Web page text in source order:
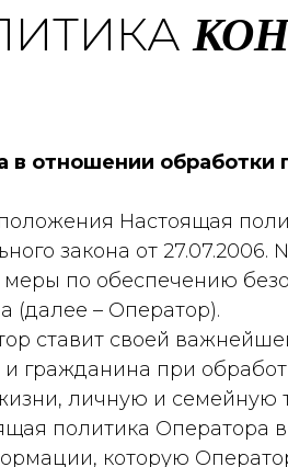
в отношении обработки
Настоящая
закона от
по обеспечению
(далее – Оператор).
ставит своей
и гражданина при
личную и семейную
политика
которую